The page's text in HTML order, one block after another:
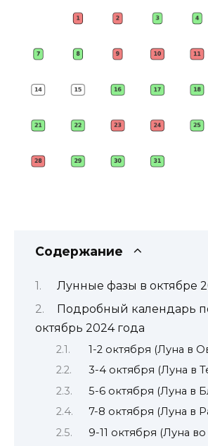
Содержание
Лунные фазы в октябре
Подробный календарь
октябрь 2024 года
1-2 октября (Луна в
3-4 октября (Луна в
5-6 октября (Луна в
7-8 октября (Луна в
9-11 октября (Луна